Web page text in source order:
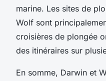
marine. Les sites de
Wolf sont
croisières de plongée
des itinéraires sur
En somme, Darwin et